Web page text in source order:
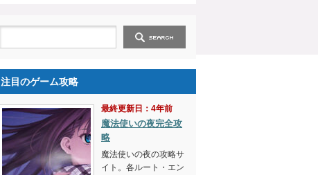
注目のゲーム攻略
最終更新日：4年前
魔法使いの夜完全攻
略
魔法使いの夜の攻略サ
イト。各ルート・エン